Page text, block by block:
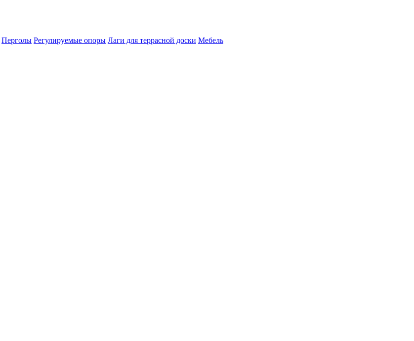
Перголы Регулируемые опоры Лаги для террасной доски Мебель